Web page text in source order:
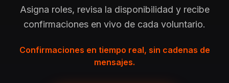
Asigna roles, revisa la disponibilidad y recibe
confirmaciones en vivo de cada voluntario.
Confirmaciones en tiempo real, sin cadenas de
mensajes.